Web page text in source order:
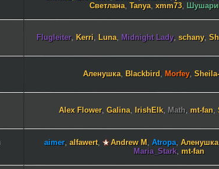
Светлана, Tanya, xmm73,
Flugleiter, Kerri Luna, Midnight Lady, schany,
Аленушка, Blackbird, Morfey,
Alex Flower, Galina, IrishElk, Math mt-fan
aimer, alfawert, Andrew M Atropa Аленушка
Maria_Stark, mt-fan